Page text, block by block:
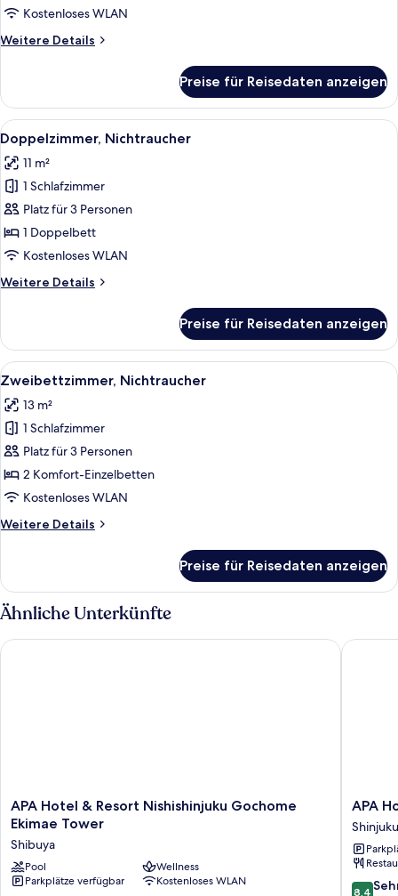
Kostenloses WLAN
Weitere Details
Weitere
Nichtraucher
Preise für Reisedaten anzeigen
Alle
Fotos
für
Doppelzimmer,
Nichtraucher
anzeigen
Ein Hotelzimmer mit Bett,
18
Doppelzimmer, Nichtraucher
11 m²
1 Schlafzimmer
Platz für 3 Personen
1 Doppelbett
Kostenloses WLAN
Weitere Details
Weitere
Nichtraucher
Preise für Reisedaten anzeigen
Alle
Fotos
für
Zweibettzimmer,
Nichtraucher
anzeigen
Ein Hotelzimmer mit zwei Betten,
18
Zweibettzimmer, Nichtraucher
13 m²
1 Schlafzimmer
Platz für 3 Personen
2 Komfort-Einzelbetten
Kostenloses WLAN
Weitere Details
Weitere
Nichtraucher
Preise für Reisedaten anzeigen
Ähnliche Unterkünfte
APA
Hotel
Resort
Nishishinjuku
Gochome
APA Hotel & Resort Nishishinjuku Gochome
Ekimae Tower
Shibuya
Pool
Wellness
Parkplätze verfügbar
Kostenloses WLAN
APA Hotel & Resort Nishishinjuku Gochome Ekimae Tower
APA
Hotel
Shinjuku
Tower
Shinjuku
APA
Shinjuku
8.4
8,4
APA